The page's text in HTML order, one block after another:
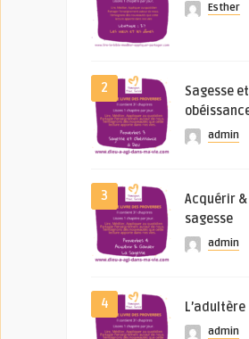
Esther
2
Sagesse et
admin
3
Acquérir
sagesse
admin
4 L’adultère
admin